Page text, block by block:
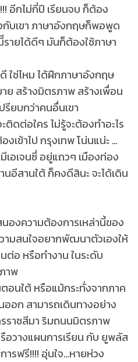
อีกไม่กี่ปี เรียนจบ ก็ต้อง
งกับเขา ภาษาอังกฤษก็พอพูด
ายได้ดีๆ มันก็ต้องใช้ภาษา
ใช่ไหม ได้ฝึกภาษาอังกฤษ
ย สร้างมิตรภาพ สร้างเพื่อน
รียบกว่าคนอื่นเขา
ติดต่อใคร ไม่รู้จะต้องทำอะไร
งเข้าไป กรุงเทพ โน่นแน่ะ …
เอเจนซี่ อยู่แถวๆ เมืองท่อง
นอีสานใต้ ก็คงดีสินะ จะได้เดิน
งความต้องการเหล่านี้ของ
มสนใจอยากพัฒนาตัวเองให้
ต่อ หรือทำงาน ในระดับ
าพ
อนใต้ หรือแม้กระทั่งจากภาค
อก สามารถเดินทางอย่าง
ราชสีมา ริมถนนมิตรภาพ
อวางแผนการเรียน กับ ยูพลัส
รฟรี!!!! อุ่นใจ…หายห่วง